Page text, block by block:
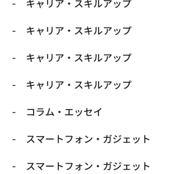
キャリア・スキルアップ
キャリア・スキルアップ
キャリア・スキルアップ
キャリア・スキルアップ
コラム・エッセイ
スマートフォン・ガジェット
スマートフォン・ガジェット